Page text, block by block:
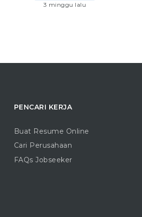
3 minggu lalu
PENCARI KERJA
Buat Resume Online
Cari Perusahaan
FAQs Jobseeker